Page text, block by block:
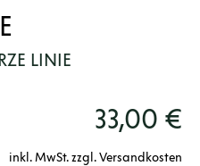
LINIE
33,00 €
inkl. MwSt. zzgl. Versandkosten